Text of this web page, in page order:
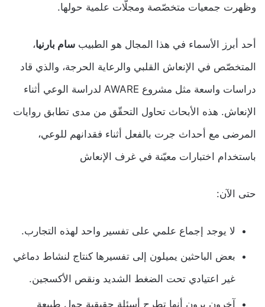
وظهرت جمعيات متخصّصة ومجلّات علمية حولها.
أحد أبرز الأسماء في هذا المجال هو الطبيب سام بارنيا،
المتخصّص في الإنعاش القلبي والرعاية الحرجة، والذي قاد
دراسات واسعة مثل مشروع AWARE لدراسة الوعي أثناء
الإنعاش. هذه الأبحاث تحاول التحقّق من مدى تطابق روايات
المرضى مع أحداث جرت بالفعل أثناء فقدانهم للوعي،
باستخدام اختبارات معيّنة في غرف الإنعاش
حتى الآن:
لا يوجد إجماع علمي على تفسير واحد لهذه التجارب.
بعض الباحثين يميلون إلى تفسيرها كنتاج لنشاط دماغي
غير اعتيادي تحت الضغط الشديد ونقص الأكسجين.
آخرون يرون أنها تطرح أسئلة حقيقية حول طبيعة